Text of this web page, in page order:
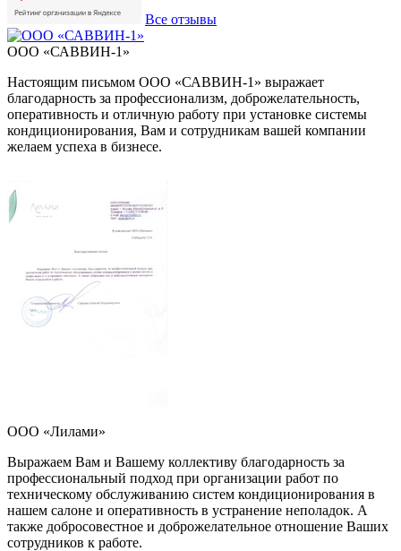
Все отзывы
ООО «САВВИН-1»
Настоящим письмом ООО «САВВИН-1» выражает
благодарность за профессионализм, доброжелательность,
оперативность и отличную работу при установке системы
кондиционирования, Вам и сотрудникам вашей компании
желаем успеха в бизнесе.
ООО «Лилами»
Выражаем Вам и Вашему коллективу благодарность за
профессиональный подход при организации работ по
техническому обслуживанию систем кондиционирования в
нашем салоне и оперативность в устранение неполадок. А
также добросовестное и доброжелательное отношение Ваших
сотрудников к работе.